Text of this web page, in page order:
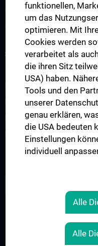
ARGE Aszmann
ARGE Placheta-Györi
STUDIUM, AUS- UND
Vorlesungsverzeichnis
Famulaturen & Klinische
Klinisch-Praktisches Jahr
Diplomarbeiten
Studierenden-Service
COOKIE-EINSTELLUNGEN
funktionellen,
um das
optimieren. Mit
Cookies werden
verarbeitet als
die ihren Sitz
USA) haben.
Tools und den
unserer
genau erklären,
die USA bedeuten
Einstellungen
individuell
Alle
Alle